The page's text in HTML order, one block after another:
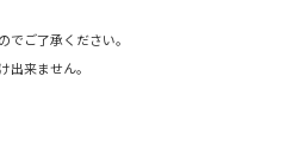
ご了承ください。
来ません。